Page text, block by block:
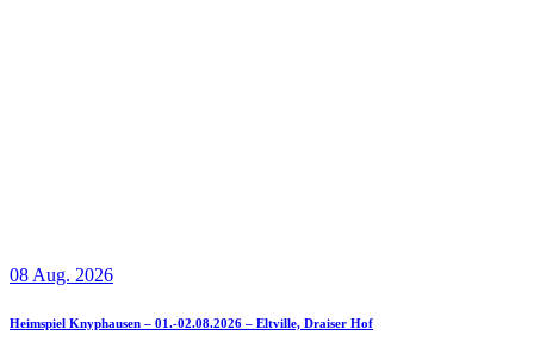
08 Aug. 2026
Heimspiel Knyphausen – 01.-02.08.2026 – Eltville, Draiser Hof